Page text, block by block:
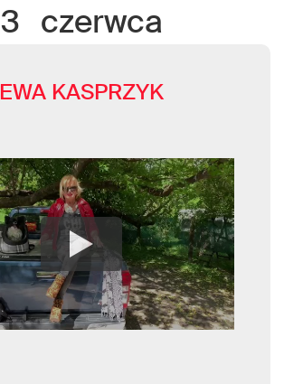
3 czerwca
EWA KASPRZYK